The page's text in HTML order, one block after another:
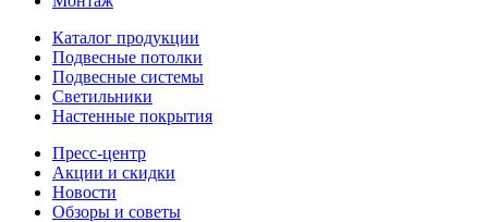
Каталог продукции
Подвесные потолки
Подвесные системы
Светильники
Настенные покрытия
Пресс-центр
Акции и скидки
Новости
Обзоры и советы